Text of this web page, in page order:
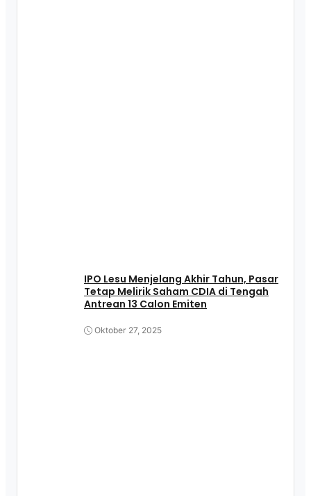
IPO Lesu Menjelang Akhir Tahun, Pasar
Tetap Melirik Saham CDIA di Tengah
Antrean 13 Calon Emiten
Oktober 27, 2025